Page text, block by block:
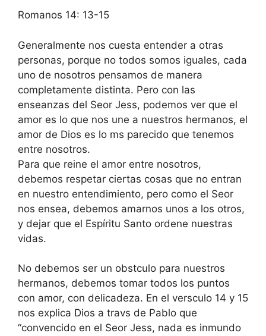
Romanos 14: 13-15
Generalmente nos cuesta entender a otras
personas, porque no todos somos iguales, cada
uno de nosotros pensamos de manera
completamente distinta. Pero con las
enseanzas del Seor Jess, podemos ver que el
amor es lo que nos une a nuestros hermanos, el
amor de Dios es lo ms parecido que tenemos
entre nosotros.
Para que reine el amor entre nosotros,
debemos respetar ciertas cosas que no entran
en nuestro entendimiento, pero como el Seor
nos ensea, debemos amarnos unos a los otros,
y dejar que el Espíritu Santo ordene nuestras
vidas.
No debemos ser un obstculo para nuestros
hermanos, debemos tomar todos los puntos
con amor, con delicadeza. En el versculo 14 y 15
nos explica Dios a travs de Pablo que
“convencido en el Seor Jess, nada es inmundo